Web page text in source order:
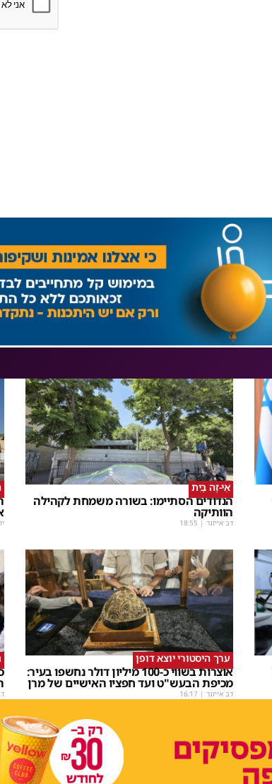
אֵי-זֶה בַּיִת
הנדודים הסתיימו: בשורה משמחת לקהילה
הוותיקה
דב אייזנר |
18:55
ערך היסטורי יוצא דופן
אוצרות בשווי כ-100 מיליון דולר נחשפו בעיר:
מכיפת הבעש"ט ועד חפציו האישיים של מרן
דב אייזנר |
16:17